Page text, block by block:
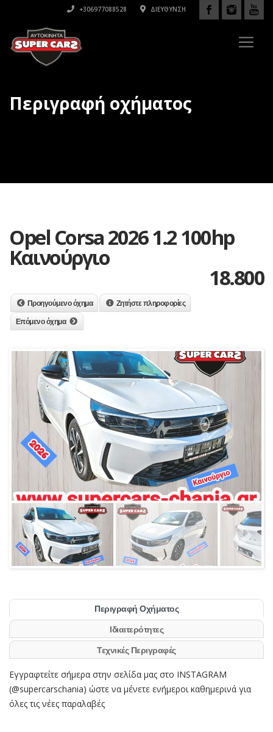
+306977088528 ΔΙΕΎΘΥΝΣΗ
Περιγραφή οχήματος
Opel Corsa 2026 1.2 100hp
Καινούργιο
18.800
Προηγούμενο όχημα Ζητήστε πληροφορίες
Επόμενο όχημα
Περιγραφή Οχήματος
Ιδιαιτερότητες
Τεχνικές Περιγραφές
Εγγραφτείτε σήμερα στην σελίδα μας στο INSTAGRAM
(@supercarschania) ώστε να μένετε ενήμεροι καθημερινά για
όλες τις νέες παραλαβές